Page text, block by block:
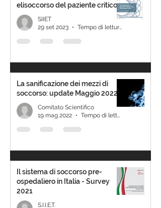
elisoccorso del paziente critico.
SIIET
29 set 2023
Tempo di lettura: 1 min
La sanificazione dei mezzi di
soccorso: update Maggio 2022
Comitato Scientifico
19 mag 2022
Tempo di lettura: 1 min
Il sistema di soccorso pre-
ospedaliero in Italia - Survey
2021
S.I.I.E.T.